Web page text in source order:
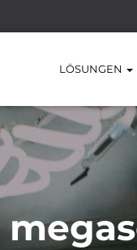
LÖSUNGEN